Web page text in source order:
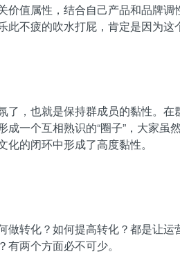
值属性，结合自己产品和品牌
不疲的吹水打屁，肯定是因为这
了，也就是保持群成员的黏性。
一个互相熟识的“圈子”，大家
的闭环中形成了高度黏性。
做转化？如何提高转化？都是让
两个方面必不可少。